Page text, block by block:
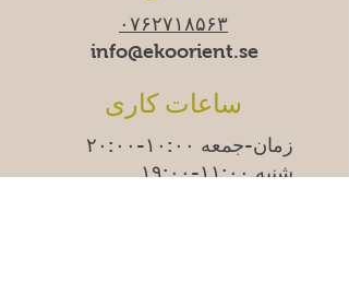
۰۷۶۲۷۱۸۵۶۳
info@ekoorient.se​​
ساعات کاری
زمان-جمعه ۱۰:۰۰-۲۰:۰۰
شنبه ۱۱:۰۰-۱۹:۰۰